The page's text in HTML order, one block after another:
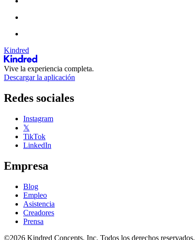
Kindred
Vive la experiencia completa.
Descargar la aplicación
Redes sociales
Instagram
𝕏
TikTok
LinkedIn
Empresa
Blog
Empleo
Asistencia
Creadores
Prensa
©2026 Kindred Concepts, Inc. Todos los derechos reservados.